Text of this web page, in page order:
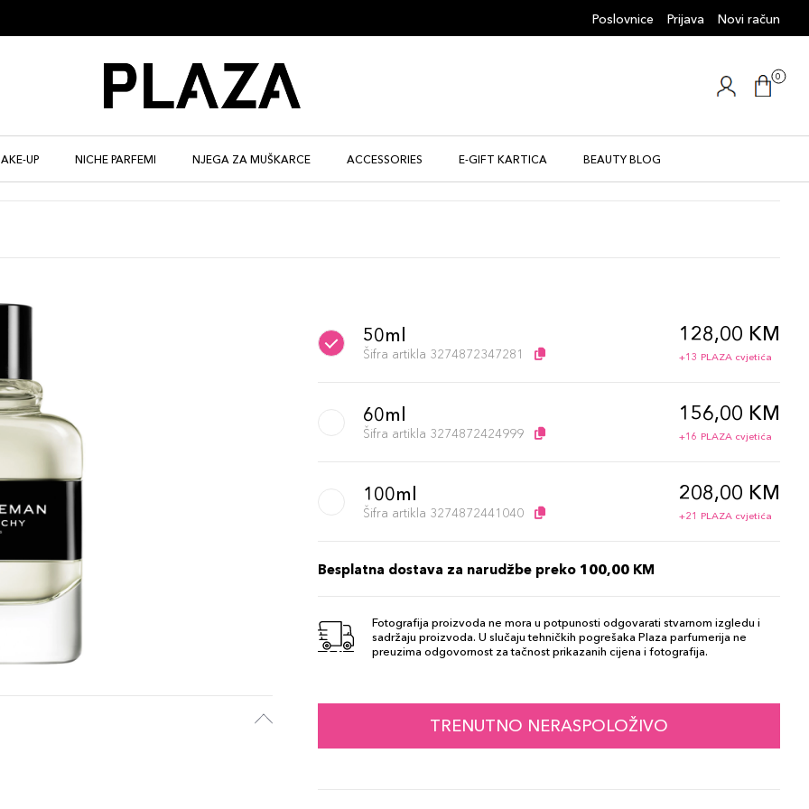
Poslovnice Prijava Novi račun
0
UP NICHE PARFEMI NJEGA ZA MUŠKARCE ACCESSORIES E-GIFT KARTICA BEAUTY BLOG
50ml
Šifra artikla 3274872347281
128,00 KM
+13 PLAZA cvjetića
60ml
Šifra artikla 3274872424999
156,00 KM
+16 PLAZA cvjetića
100ml
Šifra artikla 3274872441040
208,00 KM
+21 PLAZA cvjetića
Besplatna dostava za narudžbe preko 100,00 KM
Fotografija proizvoda ne mora u potpunosti odgovarati stvarnom izgledu i
sadržaju proizvoda. U slučaju tehničkih pogrešaka Plaza parfumerija ne
preuzima odgovornost za tačnost prikazanih cijena i fotografija.
TRENUTNO NERASPOLOŽIVO